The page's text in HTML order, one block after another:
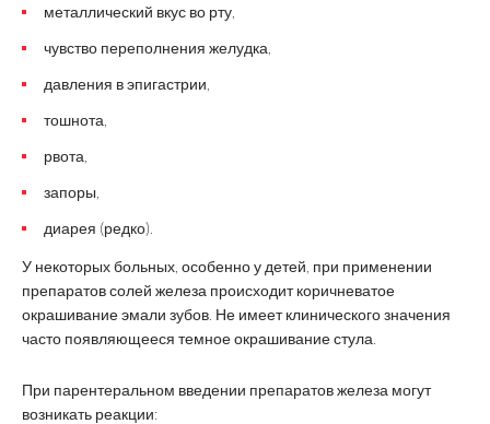
металлический вкус во рту,
чувство переполнения желудка,
давления в эпигастрии,
тошнота,
рвота,
запоры,
диарея (редко).
У некоторых больных, особенно у детей, при применении
препаратов солей железа происходит коричневатое
окрашивание эмали зубов. Не имеет клинического значения
часто появляющееся темное окрашивание стула.
При парентеральном введении препаратов железа могут
возникать реакции: